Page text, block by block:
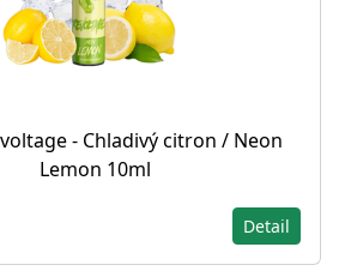
- Chladivý citron / Neon
Lemon 10ml
Detail